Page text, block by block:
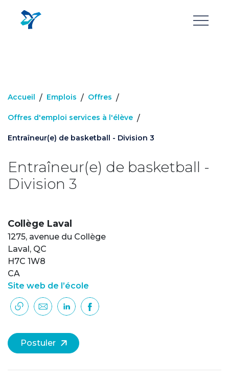
contenu
Accueil / Emplois / Offres /
Offres d'emploi services à l'élève /
Entraîneur(e) de basketball - Division 3
Entraîneur(e) de basketball -
Division 3
Collège Laval
1275, avenue du Collège
Laval, QC
H7C 1W8
CA
Site web de l’école
Postuler